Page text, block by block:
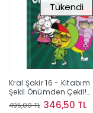
Tükendi
Kral Şakir 16 - Kitabım
Şekil Önümden Çekil!
(Ciltli)
495,00 TL 346,50 TL